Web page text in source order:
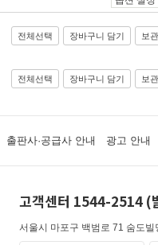
전체선택 장바구니 담기 보
전체선택 장바구니 담기 보
출판사·공급사 안내 광고 안내
고객센터 1544-2514 (
서울시 마포구 백범로 71 숨도빌